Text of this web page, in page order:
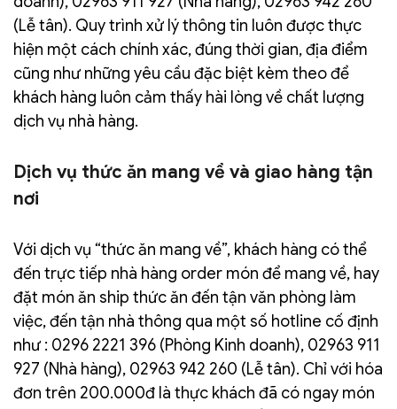
(Lễ tân). Quy trình xử lý thông tin luôn được thực
hiện một cách chính xác, đúng thời gian, địa điểm
cũng như những yêu cầu đặc biệt kèm theo để
khách hàng luôn cảm thấy hài lòng về chất lượng
dịch vụ nhà hàng.
Dịch vụ thức ăn mang về và giao hàng tận
nơi
Với dịch vụ “thức ăn mang về”, khách hàng có thể
đến trực tiếp nhà hàng order món để mang về, hay
đặt món ăn ship thức ăn đến tận văn phòng làm
việc, đến tận nhà thông qua một số hotline cố định
như : 0296 2221 396 (Phòng Kinh doanh), 02963 911
927 (Nhà hàng), 02963 942 260 (Lễ tân). Chỉ với hóa
đơn trên 200.000đ là thực khách đã có ngay món